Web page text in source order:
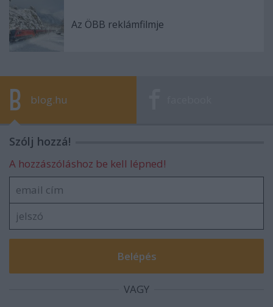
Az ÖBB reklámfilmje
blog.hu
Szólj hozzá!
A hozzászóláshoz be kell lépned!
VAGY